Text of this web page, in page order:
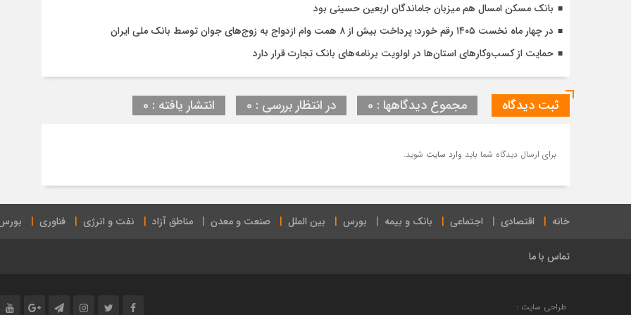
بانک مسکن امسال هم میزبان جاماندگان اربعین حسینی بود
در چهار ماه نخست ۱۴۰۵ رقم خورد؛ پرداخت بیش از ۸ همت وام ازدواج به زوج‌های جوان توسط بانک ملی ایران
حمایت از کسب‌وکارهای استان‌ها در اولویت برنامه‌های بانک تجارت قرار دارد
ثبت دیدگاه مجموع دیدگاهها : 0 در انتظار بررسی : 0 انتشار یافته : 0
برای ارسال دیدگاه شما باید وارد سایت شوید.
خانه اقتصادی اجتماعی بانک و بیمه بورس بین الملل صنعت و معدن مناطق آزاد نفت و انرژی فناوری
تماس با ما
طراحی سایت :